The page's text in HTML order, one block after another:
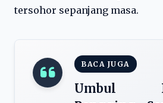
tersohor sepanjang masa.
BACA JUGA
Umbul